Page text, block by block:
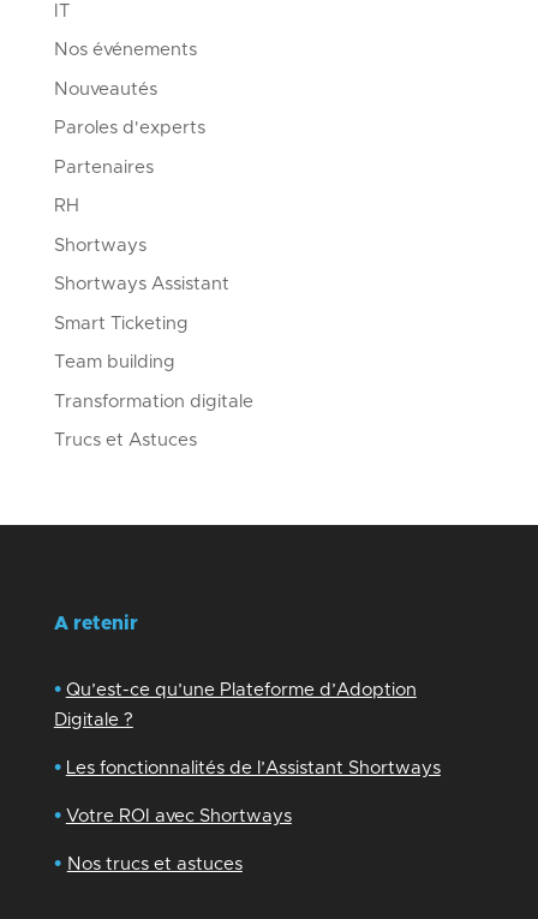
IT
Nos événements
Nouveautés
Paroles d'experts
Partenaires
RH
Shortways
Shortways Assistant
Smart Ticketing
Team building
Transformation digitale
Trucs et Astuces
A retenir
• Qu’est-ce qu’une Plateforme d’Adoption
Digitale ?
• Les fonctionnalités de l’Assistant Shortways
• Votre ROI avec Shortways
• Nos trucs et astuces